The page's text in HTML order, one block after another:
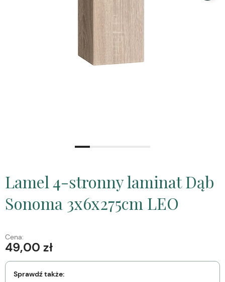
Lamel 4-stronny laminat Dąb
Sonoma 3x6x275cm LEO
Cena:
49,00 zł
Sprawdź także: